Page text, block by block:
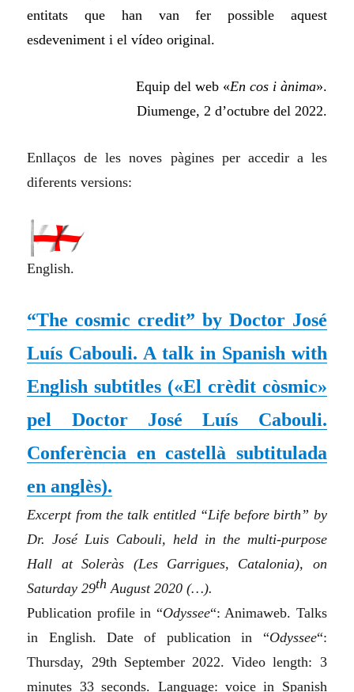
entitats que han van fer possible aquest
esdeveniment i el vídeo original.
Equip del web «En cos i ànima».
Diumenge, 2 d’octubre del 2022.
Enllaços de les noves pàgines per accedir a les
diferents versions:
English.
“The cosmic credit” by Doctor José
Luís Cabouli. A talk in Spanish with
English subtitles («El crèdit còsmic»
pel Doctor José Luís Cabouli.
Conferència en castellà subtitulada
en anglès).
Excerpt from the talk entitled “Life before birth” by
Dr. José Luis Cabouli, held in the multi-purpose
Hall at Soleràs (Les Garrigues, Catalonia), on
Saturday 29th August 2020 (…).
Publication profile in “Odyssee“: Animaweb. Talks
in English. Date of publication in “Odyssee“:
Thursday, 29th September 2022. Video length: 3
minutes 33 seconds. Language: voice in Spanish